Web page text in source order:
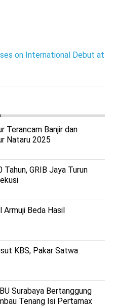
on International Debut at
Terancam Banjir dan
Nataru 2025
Tahun, GRIB Jaya Turun
Armuji Beda Hasil
KBS, Pakar Satwa
Surabaya Bertanggung
Tenang Isi Pertamax